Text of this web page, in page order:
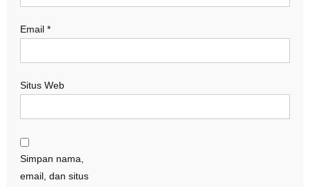
Email *
Situs Web
Simpan nama,
email, dan situs